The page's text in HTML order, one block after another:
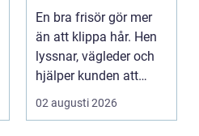
salong för stil,
kvalitet och känsla
En bra frisör gör mer
än att klippa hår. Hen
lyssnar, vägleder och
hjälper kunden att
känna sig tryg...
02 augusti 2026